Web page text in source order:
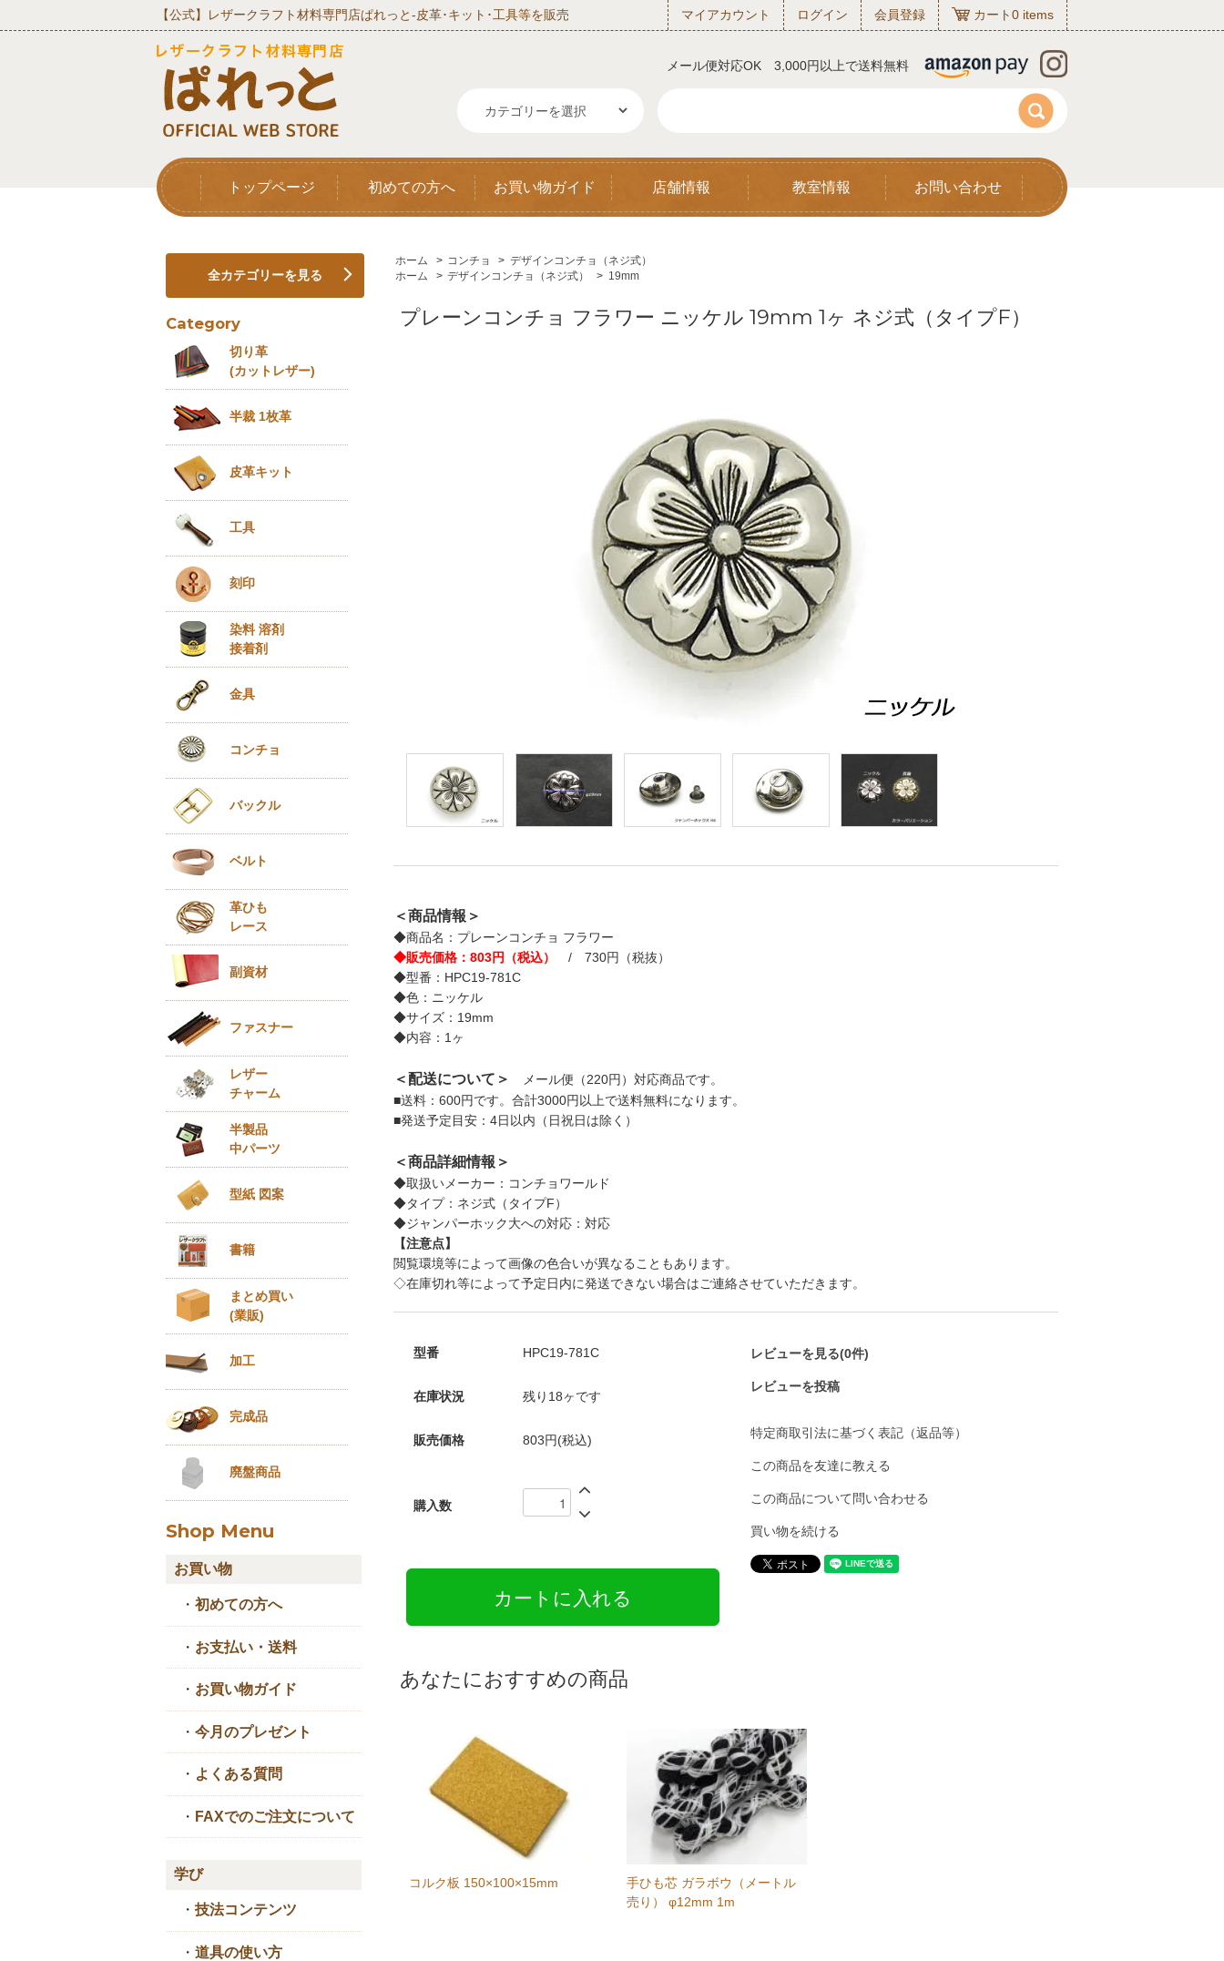
【公式】レザークラフト材料専門店ぱれっと‐皮革･キット･工具等を販売 マイアカウント ログイン 会員登録 カート0 items
メール便対応OK 3,000円以上で送料無料
トップページ 初めての方へ お買い物ガイド 店舗情報 教室情報 お問い合わせ
ホーム > コンチョ > デザインコンチョ（ネジ式）
ホーム
> デザインコンチョ（ネジ式） > 19mm
プレーンコンチョ フラワー ニッケル 19mm 1ヶ ネジ式（タイプF）
＜商品情報＞
◆商品名：プレーンコンチョ フラワー
◆販売価格：803円（税込）
/ 730円（税抜）
◆型番：HPC19-781C
◆色：ニッケル
◆サイズ：19mm
◆内容：1ヶ
＜配送について＞
メール便（220円）対応商品です。
■送料：600円です。合計3000円以上で送料無料になります。
■発送予定目安：4日以内（日祝日は除く）
＜商品詳細情報＞
◆取扱いメーカー：コンチョワールド
◆タイプ：ネジ式（タイプF）
◆ジャンパーホック大への対応：対応
【注意点】
閲覧環境等によって画像の色合いが異なることもあります。
◇在庫切れ等によって予定日内に発送できない場合はご連絡させていただきます。
型番 HPC19-781C
在庫状況 残り18ヶです
販売価格 803円(税込)
購入数
レビューを見る(0件)
レビューを投稿
特定商取引法に基づく表記（返品等）
この商品を友達に教える
この商品について問い合わせる
買い物を続ける
あなたにおすすめの商品
コルク板 150×100×15mm
手ひも芯 ガラボウ（メートル
売り） φ12mm 1m
全カテゴリーを見る
Category
切り革
(カットレザー)
半裁 1枚革
皮革キット
工具
刻印
染料 溶剤
接着剤
金具
コンチョ
バックル
ベルト
革ひも
レース
副資材
ファスナー
レザー
チャーム
半製品
中パーツ
型紙 図案
書籍
まとめ買い
(業販)
加工
完成品
廃盤商品
Shop Menu
お買い物
・ 初めての方へ
・ お支払い・送料
・ お買い物ガイド
・ 今月のプレゼント
・ よくある質問
・ FAXでのご注文について
学び
・ 技法コンテンツ
・ 道具の使い方